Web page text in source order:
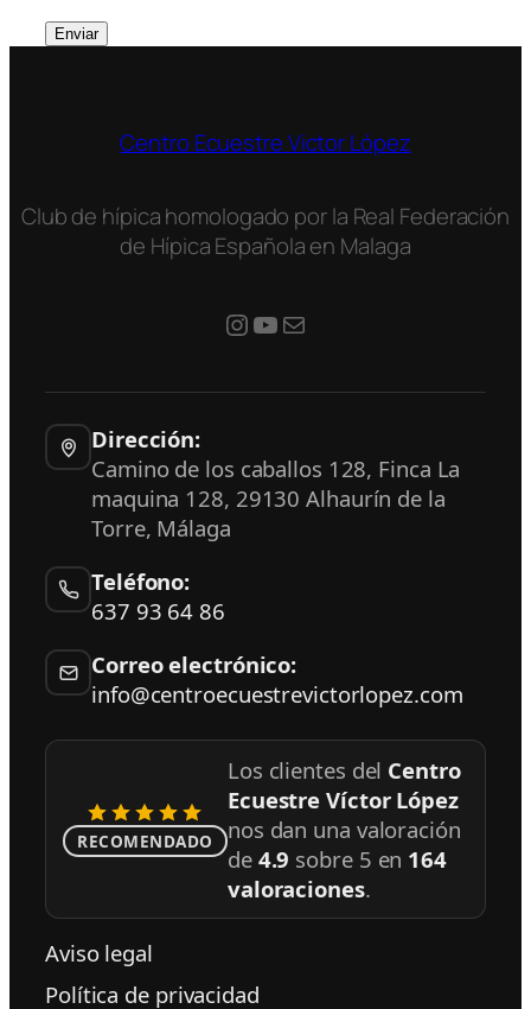
Centro Ecuestre Victor López
Club de hípica homologado por la Real Federación
de Hípica Española en Malaga
#YouTube
Mail
Dirección:
Camino de los caballos 128, Finca La
maquina 128, 29130 Alhaurín de la
Torre, Málaga
Teléfono:
637 93 64 86
Correo electrónico:
info@centroecuestrevictorlopez.com
RECOMENDADO
Los clientes del Centro
Ecuestre Víctor López
nos dan una valoración
de 4.9 sobre 5 en 164
valoraciones.
Aviso legal
Política de privacidad